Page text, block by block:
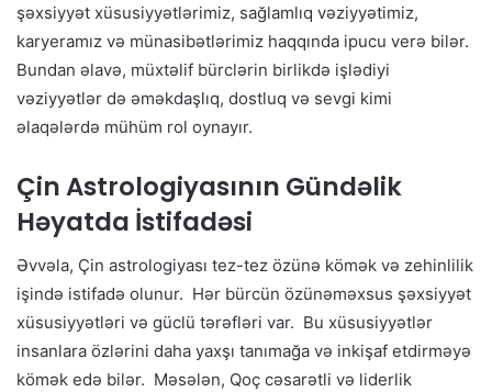
şəxsiyyət xüsusiyyətlərimiz, sağlamlıq vəziyyətimiz,
karyeramız və münasibətlərimiz haqqında ipucu verə bilər.
Bundan əlavə, müxtəlif bürclərin birlikdə işlədiyi
vəziyyətlər də əməkdaşlıq, dostluq və sevgi kimi
əlaqələrdə mühüm rol oynayır.
Çin Astrologiyasının Gündəlik
Həyatda İstifadəsi
Əvvəla, Çin astrologiyası tez-tez özünə kömək və zehinlilik
işində istifadə olunur. Hər bürcün özünəməxsus şəxsiyyət
xüsusiyyətləri və güclü tərəfləri var. Bu xüsusiyyətlər
insanlara özlərini daha yaxşı tanımağa və inkişaf etdirməyə
kömək edə bilər. Məsələn, Qoç cəsarətli və liderlik